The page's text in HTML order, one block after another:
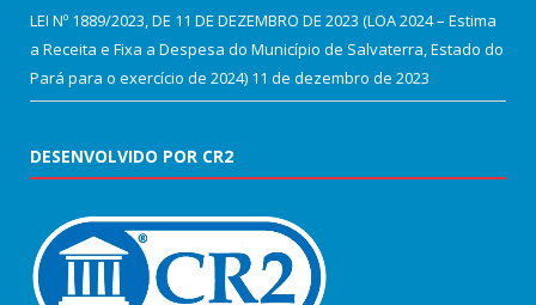
LEI Nº 1889/2023, DE 11 DE DEZEMBRO DE 2023 (LOA 2024 – Estima
a Receita e Fixa a Despesa do Município de Salvaterra, Estado do
Pará para o exercício de 2024) 11 de dezembro de 2023
DESENVOLVIDO POR CR2